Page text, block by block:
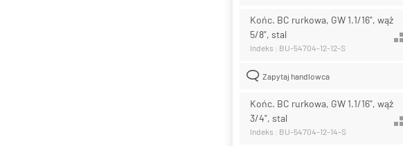
Końc. BC rurkowa, GW 1.1/16", wąż
5/8", stal
Indeks : BU-54704-12-12-S
Zapytaj handlowca
Końc. BC rurkowa, GW 1.1/16", wąż
3/4", stal
Indeks : BU-54704-12-14-S